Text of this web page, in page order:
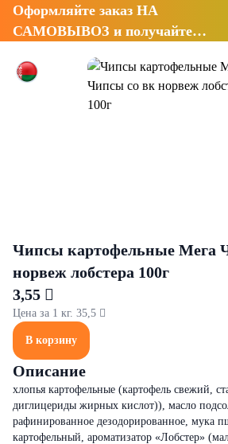
Оформляйте заказ НА
САМОВЫВОЗ и получайте
Чипсы картофельные Мега
норвеж лобстера 100г
3,55 
Цена за 1 кг. 35,5 
В корзину
Описание
хлопья картофельные (картофель свежий,
диглицериды жирных кислот)), масло
рафинированное дезодорированное, мука
картофельный, ароматизатор «Лобстер»